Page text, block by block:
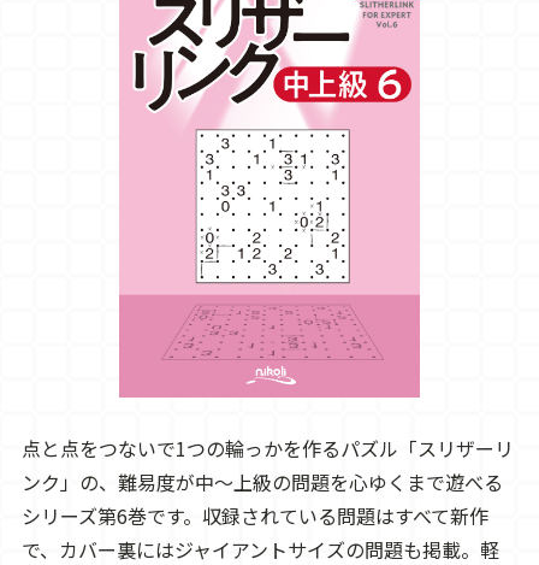
点と点をつないで1つの輪っかを作るパズル「スリザーリ
ンク」の、難易度が中～上級の問題を心ゆくまで遊べる
シリーズ第6巻です。収録されている問題はすべて新作
で、カバー裏にはジャイアントサイズの問題も掲載。軽